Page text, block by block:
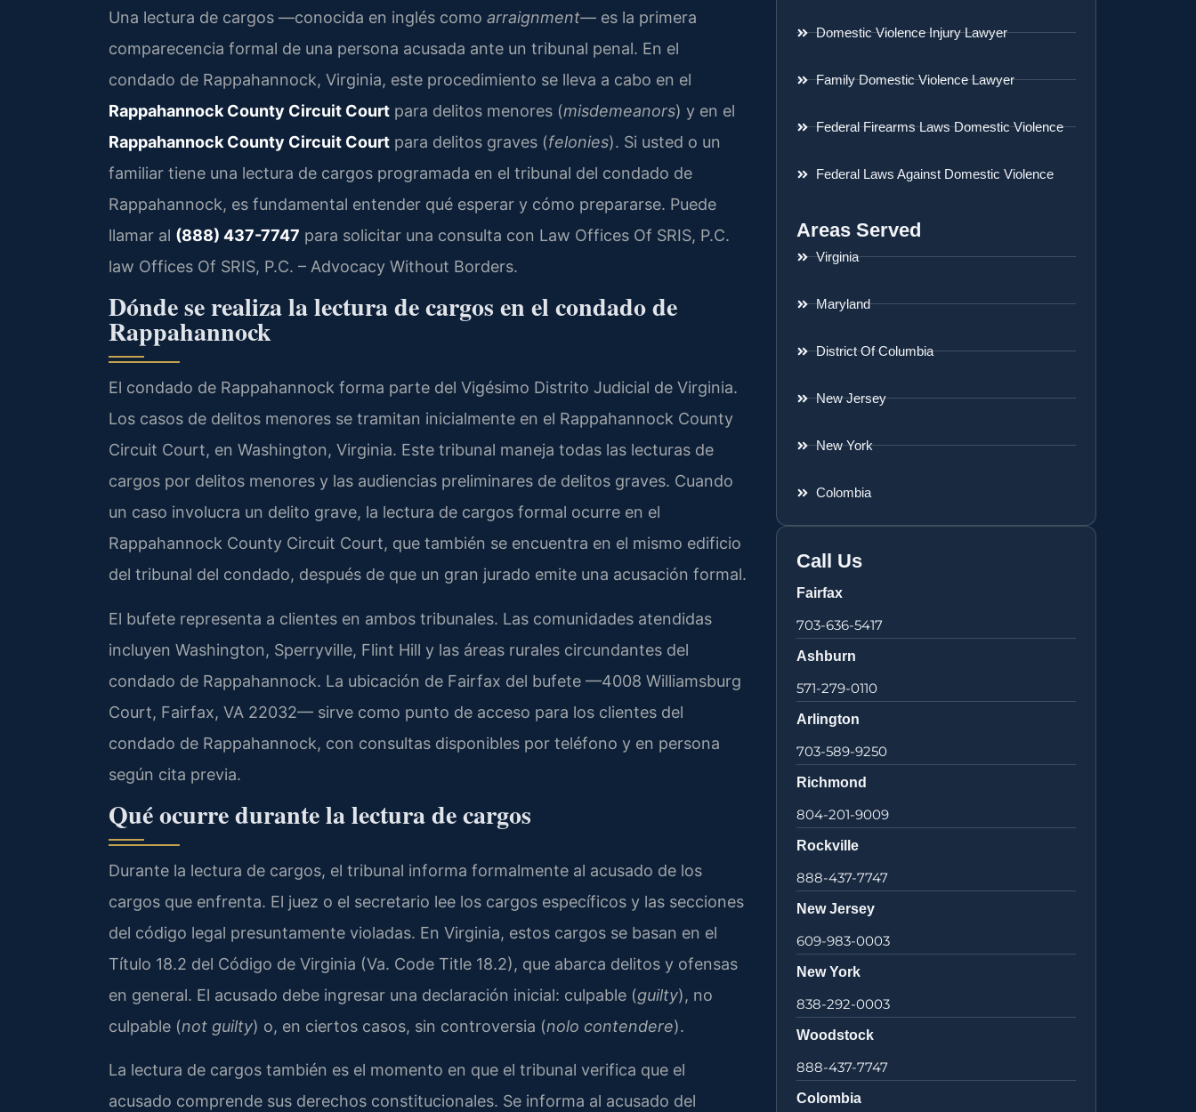
Una lectura de cargos —conocida en inglés como arraignment— es la primera
comparecencia formal de una persona acusada ante un tribunal penal. En el
condado de Rappahannock, Virginia, este procedimiento se lleva a cabo en el
Rappahannock County Circuit Court para delitos menores (misdemeanors) y en el
Rappahannock County Circuit Court para delitos graves (felonies). Si usted o un
familiar tiene una lectura de cargos programada en el tribunal del condado de
Rappahannock, es fundamental entender qué esperar y cómo prepararse. Puede
llamar al (888) 437-7747 para solicitar una consulta con Law Offices Of SRIS, P.C.
law Offices Of SRIS, P.C. – Advocacy Without Borders.
Dónde se realiza la lectura de cargos en el condado de
Rappahannock
El condado de Rappahannock forma parte del Vigésimo Distrito Judicial de Virginia.
Los casos de delitos menores se tramitan inicialmente en el Rappahannock County
Circuit Court, en Washington, Virginia. Este tribunal maneja todas las lecturas de
cargos por delitos menores y las audiencias preliminares de delitos graves. Cuando
un caso involucra un delito grave, la lectura de cargos formal ocurre en el
Rappahannock County Circuit Court, que también se encuentra en el mismo edificio
del tribunal del condado, después de que un gran jurado emite una acusación formal.
El bufete representa a clientes en ambos tribunales. Las comunidades atendidas
incluyen Washington, Sperryville, Flint Hill y las áreas rurales circundantes del
condado de Rappahannock. La ubicación de Fairfax del bufete —4008 Williamsburg
Court, Fairfax, VA 22032— sirve como punto de acceso para los clientes del
condado de Rappahannock, con consultas disponibles por teléfono y en persona
según cita previa.
Qué ocurre durante la lectura de cargos
Durante la lectura de cargos, el tribunal informa formalmente al acusado de los
cargos que enfrenta. El juez o el secretario lee los cargos específicos y las secciones
del código legal presuntamente violadas. En Virginia, estos cargos se basan en el
Título 18.2 del Código de Virginia (Va. Code Title 18.2), que abarca delitos y ofensas
en general. El acusado debe ingresar una declaración inicial: culpable (guilty), no
culpable (not guilty) o, en ciertos casos, sin controversia (nolo contendere).
La lectura de cargos también es el momento en que el tribunal verifica que el
acusado comprende sus derechos constitucionales. Se informa al acusado del
Domestic Violence Injury Lawyer
Family Domestic Violence Lawyer
Federal Firearms Laws Domestic Violence
Federal Laws Against Domestic Violence
Areas Served
Virginia
Maryland
District Of Columbia
New Jersey
New York
Colombia
Call Us
Fairfax
703-636-5417
Ashburn
571-279-0110
Arlington
703-589-9250
Richmond
804-201-9009
Rockville
888-437-7747
New Jersey
609-983-0003
New York
838-292-0003
Woodstock
888-437-7747
Colombia